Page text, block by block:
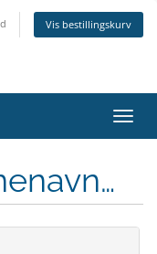
Vis bestillingskurv